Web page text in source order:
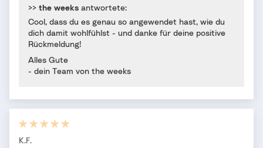
>> the weeks antwortete:
Cool, dass du es genau so angewendet hast, wie du
dich damit wohlfühlst - und danke für deine positive
Rückmeldung!
Alles Gute
- dein Team von the weeks
K.F.